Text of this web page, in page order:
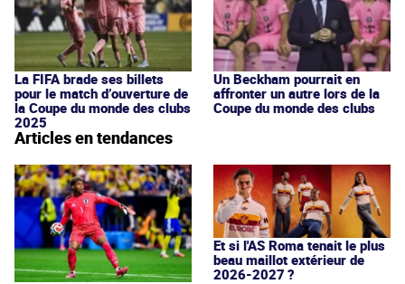
La FIFA brade ses billets
pour le match d’ouverture de
la Coupe du monde des clubs
2025
Un Beckham pourrait en
affronter un autre lors de la
Coupe du monde des clubs
Articles en tendances
Et si l'AS Roma tenait le plus
beau maillot extérieur de
2026-2027 ?